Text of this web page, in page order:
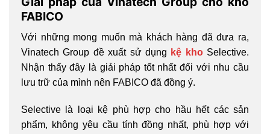
FABICO
Với những mong muốn mà khách hàng đã đưa ra,
Vinatech Group đề xuất sử dụng kệ khoSelective.
Nhận thấy đây là giải pháp tốt nhất đối với nhu cầu
lưu trữ của mình nên FABICO đã đồng ý.
Selective là loại kệ phù hợp cho hầu hết các sản
phẩm, không yêu cầu tính đồng nhất, phù hợp với